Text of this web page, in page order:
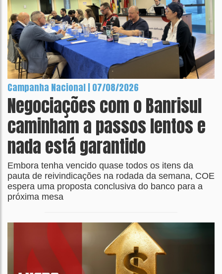
Campanha Nacional | 07/08/2026
Negociações com o Banrisul
caminham a passos lentos e
nada está garantido
Embora tenha vencido quase todos os itens da
pauta de reivindicações na rodada da semana, COE
espera uma proposta conclusiva do banco para a
próxima mesa